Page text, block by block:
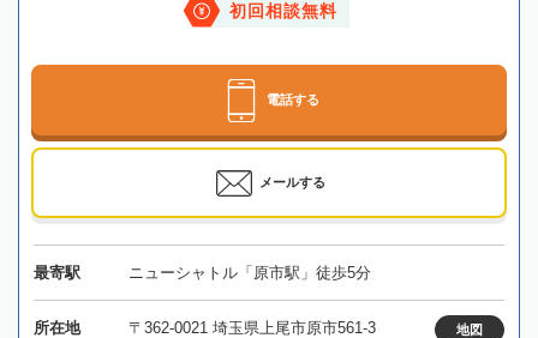
初回相談無料
電話する
メールする
最寄駅 ニューシャトル「原市駅」徒歩5分
所在地 〒362-0021 埼玉県上尾市原市561-3 地図